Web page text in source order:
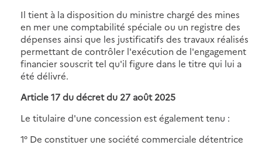
Il tient à la disposition du ministre chargé des mines
en mer une comptabilité spéciale ou un registre des
dépenses ainsi que les justificatifs des travaux réalisés
permettant de contrôler l'exécution de l'engagement
financier souscrit tel qu'il figure dans le titre qui lui a
été délivré.
Article 17 du décret du 27 août 2025
Le titulaire d'une concession est également tenu :
1° De constituer une société commerciale détentrice